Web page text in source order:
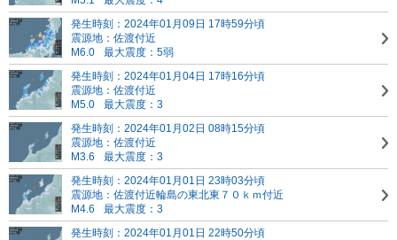
発生時刻：2024年01月09日 17時59分頃
震源地：佐渡付近
M6.0
最大震度：5弱
発生時刻：2024年01月04日 17時16分頃
震源地：佐渡付近
M5.0
最大震度：3
発生時刻：2024年01月02日 08時15分頃
震源地：佐渡付近
M3.6
最大震度：3
発生時刻：2024年01月01日 23時03分頃
震源地：佐渡付近輪島の東北東７０ｋｍ付近
M4.6
最大震度：3
発生時刻：2024年01月01日 22時50分頃